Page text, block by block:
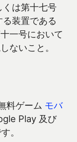
は第十七号
装置である
一号において
ないこと。
料ゲーム モバ
Play 及び
。